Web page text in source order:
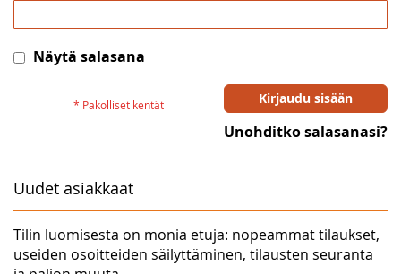
Näytä salasana
Kirjaudu sisään
Unohditko salasanasi?
Uudet asiakkaat
Tilin luomisesta on monia etuja: nopeammat tilaukset,
useiden osoitteiden säilyttäminen, tilausten seuranta